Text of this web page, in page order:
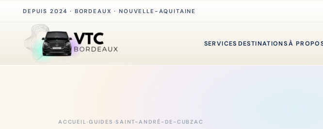
DEPUIS 2024 · BORDEAUX · NOUVELLE-AQUITAINE
SERVICES DESTINATIONSÀ
ACCUEIL ›GUIDES ›SAINT-ANDRÉ-DE-CUBZAC